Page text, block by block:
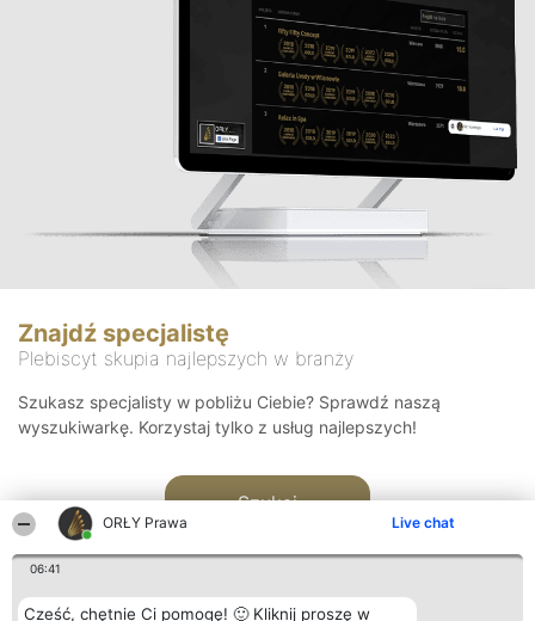
ORŁY Prawa Live chat
06:41
Cześć, chętnie Ci pomogę! 🙂 Kliknij proszę w
Znajdź specjalistę
Plebiscyt skupia najlepszych w branży
Szukasz specjalisty w pobliżu Ciebie? Sprawdź naszą
wyszukiwarkę. Korzystaj tylko z usług najlepszych!
Szukaj